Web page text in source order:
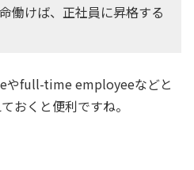
働けば、正社員に昇格する
やfull-time employeeなどと
おくと便利ですね。